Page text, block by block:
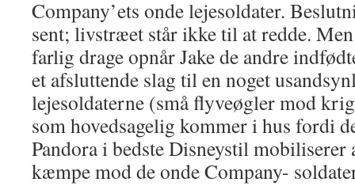
Company’ets onde lejesoldater.
sent; livstræet står ikke til at redde.
farlig drage opnår Jake de andre
et afsluttende slag til en noget
lejesoldaterne (små flyveøgler mod
som hovedsagelig kommer i hus fordi
Pandora i bedste Disneystil
kæmpe mod de onde Company-